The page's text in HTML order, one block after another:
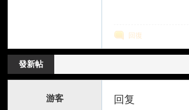
回復
發新帖
游客 回复